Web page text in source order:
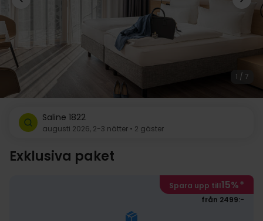
1 / 7
Saline 1822
augusti 2026, 2-3 nätter • 2 gäster
Exklusiva paket
Spara upp till15%*
från 2499:-